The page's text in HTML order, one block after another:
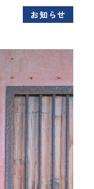
お知らせ